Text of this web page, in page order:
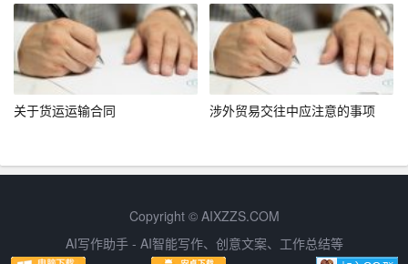
4. 优化资源配置：通过集中采购，有效整合了医疗资源，
减少了流通环节，提高了采购效率，为医疗机构节约了成
本，也为患者带来了更多实惠。
未来展望
尽管“吉林省药品集中招标采购合同”已初见成效，但仍面临
合同管理以应对市场变化等。未来，吉林省可继续深化以
下方面的工作：
关于货运运输合同 涉外贸易交往中应注意的事项
Copyright © AIXZZS.COM
AI写作助手 - AI智能写作、创意文案、工作总结等